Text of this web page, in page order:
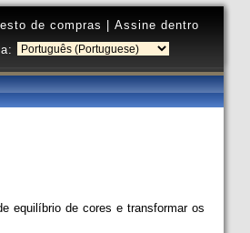
de compras
Assine dentro
equilíbrio de cores e transformar os